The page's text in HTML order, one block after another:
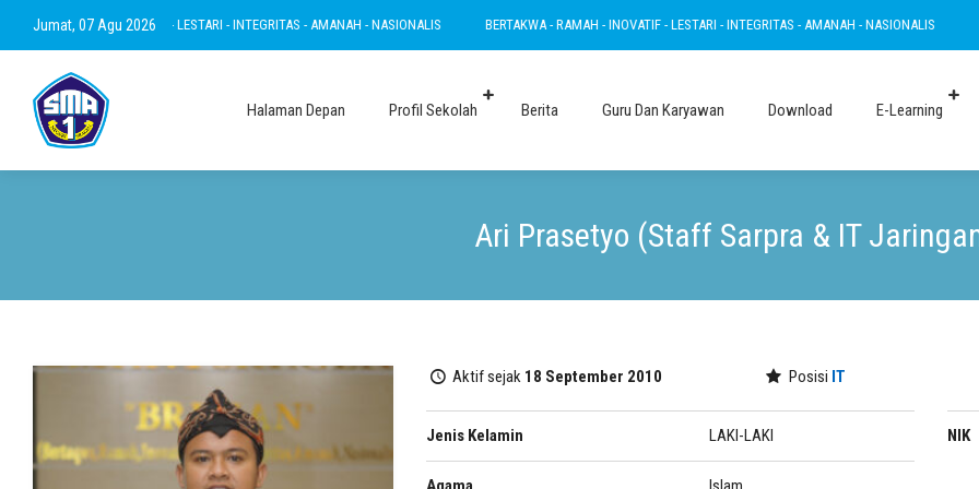
Jumat, 07 Agu 2026
- RAMAH - INOVATIF - LESTARI - INTEGRITAS - AMANAH - NASIONALIS BERTAKWA - RAMAH - INOVATIF - LESTARI - INTEGRITAS - AMANAH - NASIONALIS
Halaman Depan Profil Sekolah Berita Guru Dan Karyawan Download E-Learning
Ari Prasetyo (Staff Sarpra & IT
Aktif sejak 18 September 2010 Posisi IT
Jenis Kelamin LAKI-LAKI NIK